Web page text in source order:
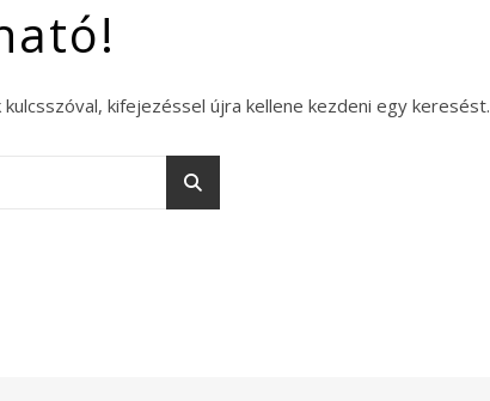
kifejezéssel újra kellene kezdeni egy keresést.